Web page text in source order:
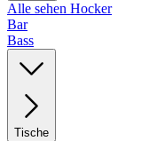
Alle sehen Hocker
Bar
Bass
Tische